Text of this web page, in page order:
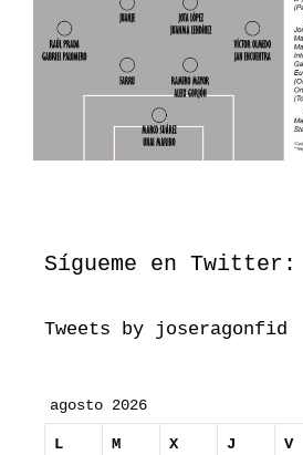
Sígueme en Twitter:
Tweets by joseragonfid
agosto 2026
L M X J V